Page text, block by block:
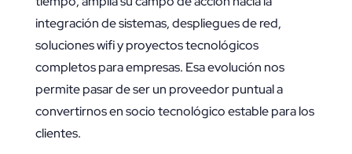
integración de sistemas, despliegues de red,
soluciones wifi y proyectos tecnológicos
completos para empresas. Esa evolución nos
permite pasar de ser un proveedor puntual a
convertirnos en socio tecnológico estable para los
clientes.